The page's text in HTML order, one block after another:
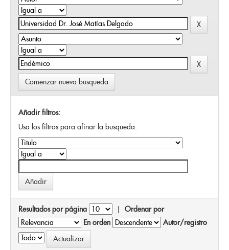
Comenzar nueva busqueda
Añadir filtros:
Usa los filtros para afinar la busqueda.
Resultados por página | Ordenar por
En orden
Autor/registro